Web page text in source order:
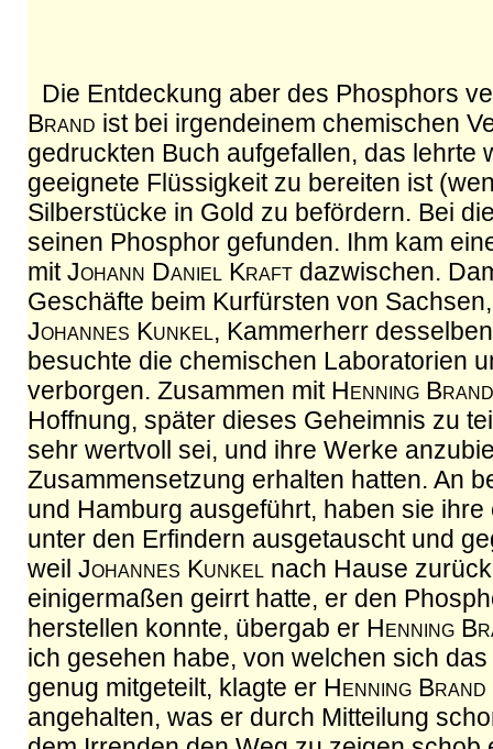
Die Entdeckung aber des Phosphors
Brand ist bei irgendeinem chemischen
gedruckten Buch aufgefallen, das lehrte
geeignete Flüssigkeit zu bereiten ist
Silberstücke in Gold zu befördern. Bei
seinen Phosphor gefunden. Ihm kam
mitJohann Daniel Kraft dazwischen.
Geschäfte beim Kurfürsten von
Johannes Kunkel, Kammerherr
besuchte die chemischen Laboratorien
verborgen. Zusammen mit Henning Brand
Hoffnung, später dieses Geheimnis zu
sehr wertvoll sei, und ihre Werke
Zusammensetzung erhalten hatten. An
und Hamburg ausgeführt, haben sie
unter den Erfindern ausgetauscht und
weil Johannes Kunkel nach Hause
einigermaßen geirrt hatte, er den
herstellen konnte, übergab er Henning
ich gesehen habe, von welchen sich
genug mitgeteilt, klagte er Henning Brand
angehalten, was er durch Mitteilung